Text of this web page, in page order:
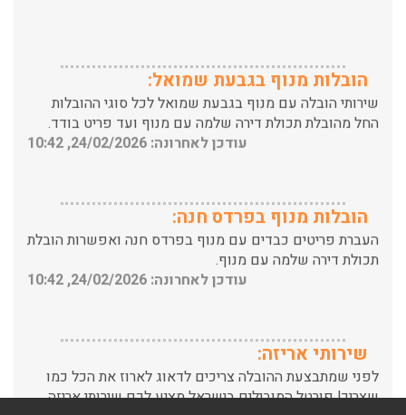
החל מהובלת תכולת דירה שלמה עם מנוף ועד פריט בודד.
עודכן לאחרונה: 24/02/2026, 10:42
תכולת דירה שלמה עם מנוף.
עודכן לאחרונה: 24/02/2026, 10:42
שצריך! פורטל המובילים בישראל מציע לכם שירותי אריזה
ברמה הגבוהה ביותר, לקבלת הצעת מחיר כנסו עכשיו
עודכן לאחרונה: 31/05/2026, 15:42